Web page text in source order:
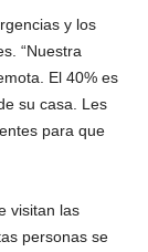
y los
“Nuestra
El 40% es
su casa. Les
para que
visitan las
personas se